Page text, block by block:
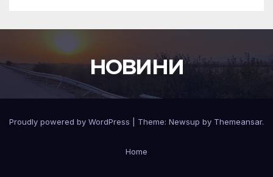
НОВИНИ
Proudly powered by WordPress Theme: Newsup by Themeansar.
Home